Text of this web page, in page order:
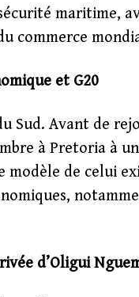
maritime,
commerce
et G20
Sud. Avant de
à Pretoria à
modèle de celui
d’Oligui